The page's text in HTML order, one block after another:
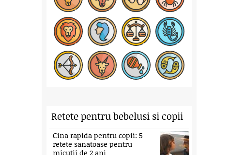
Retete pentru bebelusi si copii
Cina rapida pentru copii: 5
retete sanatoase pentru
micutii de 2 ani